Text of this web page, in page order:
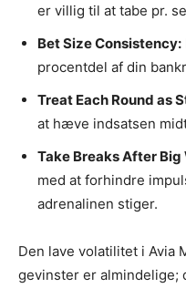
er villig til at tabe pr.
Bet Size Consistency:
procentdel af din
Treat Each Round as
at hæve indsatsen
Take Breaks After Big
med at forhindre
adrenalinen stiger.
Den lave volatilitet i Avia
gevinster er almindelige;